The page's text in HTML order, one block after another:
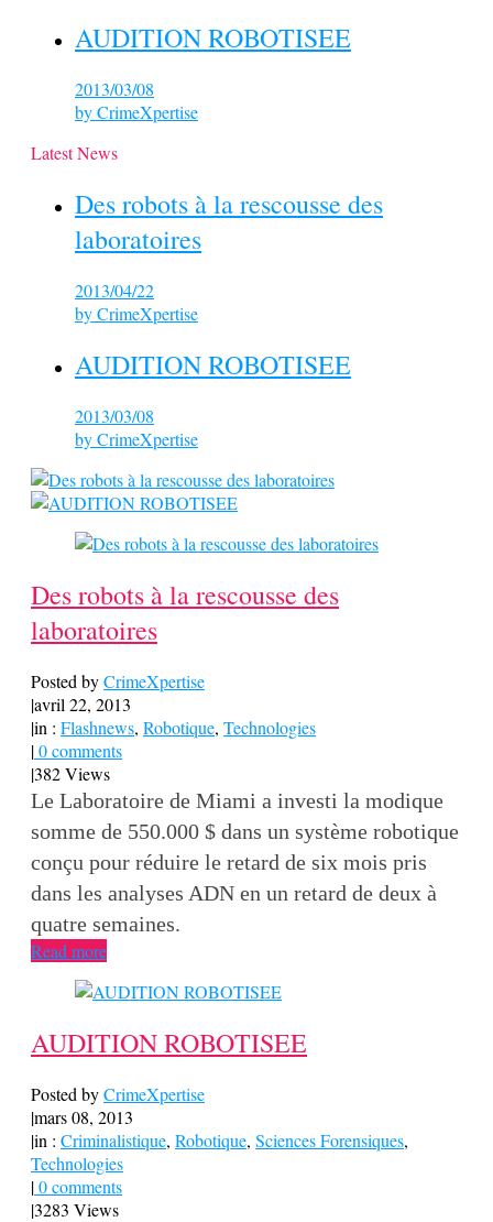
AUDITION ROBOTISEE
2013/03/08
byCrimeXpertise
Latest News
Des robots à la rescousse des
laboratoires
2013/04/22
byCrimeXpertise
AUDITION ROBOTISEE
2013/03/08
byCrimeXpertise
Des robots à la rescousse des
laboratoires
Posted byCrimeXpertise
|avril 22, 2013
|in : Flashnews, Robotique, Technologies
|0 comments
|382 Views
Le Laboratoire de Miami a investi la modique
somme de 550.000 $ dans un système robotique
conçu pour réduire le retard de six mois pris
dans les analyses ADN en un retard de deux à
quatre semaines.
Read more
AUDITION ROBOTISEE
Posted byCrimeXpertise
|mars 08, 2013
|in : Criminalistique, Robotique, Sciences Forensiques,
Technologies
|0 comments
|3283 Views